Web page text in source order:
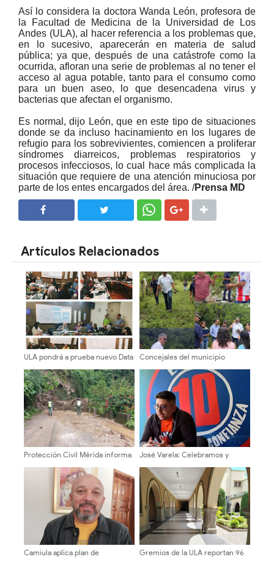
Así lo considera la doctora Wanda León, profesora de
la Facultad de Medicina de la Universidad de Los
Andes (ULA), al hacer referencia a los problemas que,
en lo sucesivo, aparecerán en materia de salud
pública; ya que, después de una catástrofe como la
ocurrida, afloran una serie de problemas al no tener el
acceso al agua potable, tanto para el consumo como
para un buen aseo, lo que desencadena virus y
bacterias que afectan el organismo.
Es normal, dijo León, que en este tipo de situaciones
donde se da incluso hacinamiento en los lugares de
refugio para los sobrevivientes, comiencen a proliferar
síndromes diarreicos, problemas respiratorios y
procesos infecciosos, lo cual hace más complicada la
situación que requiere de una atención minuciosa por
parte de los entes encargados del área. /Prensa MD
Artículos Relacionados
ULA pondrá a prueba nuevo Data
residencias estudiantiles
Concejales del municipio
en la Cuesta del Chama!
Protección Civil Mérida informa
José Varela: Celebramos y
elecciones de autoridades en la
ULA
Camiula aplica plan de
Gremios de la ULA reportan 96